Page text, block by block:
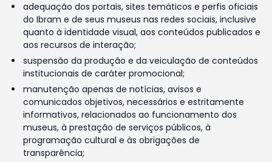
adequação dos portais, sites temáticos e perfis oficiais
do Ibram e de seus museus nas redes sociais, inclusive
quanto à identidade visual, aos conteúdos publicados e
aos recursos de interação;
suspensão da produção e da veiculação de conteúdos
institucionais de caráter promocional;
manutenção apenas de notícias, avisos e
comunicados objetivos, necessários e estritamente
informativos, relacionados ao funcionamento dos
museus, à prestação de serviços públicos, à
programação cultural e às obrigações de
transparência;